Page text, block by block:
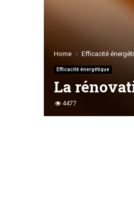
Home Efficacité
Efficacité énergétique
La
4477